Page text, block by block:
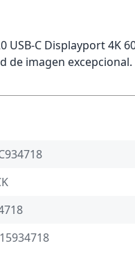
USB-C Displayport 4K
de imagen excepcional.